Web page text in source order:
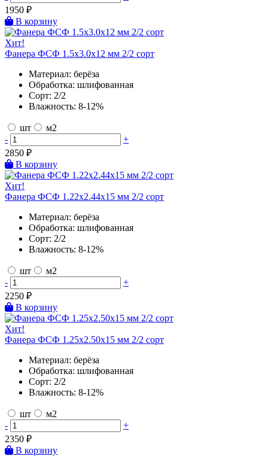
1950 ₽
В корзину
Хит!
Фанера ФСФ 1.5х3.0х12 мм 2/2 сорт
Материал: берёза
Обработка: шлифованная
Сорт: 2/2
Влажность: 8-12%
шт
м2
-
+
2850 ₽
В корзину
Хит!
Фанера ФСФ 1.22х2.44х15 мм 2/2 сорт
Материал: берёза
Обработка: шлифованная
Сорт: 2/2
Влажность: 8-12%
шт
м2
-
+
2250 ₽
В корзину
Хит!
Фанера ФСФ 1.25х2.50х15 мм 2/2 сорт
Материал: берёза
Обработка: шлифованная
Сорт: 2/2
Влажность: 8-12%
шт
м2
-
+
2350 ₽
В корзину